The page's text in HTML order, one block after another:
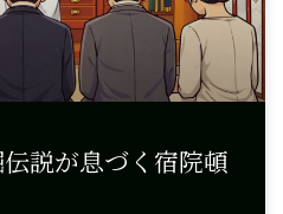
説が息づく宿院頓